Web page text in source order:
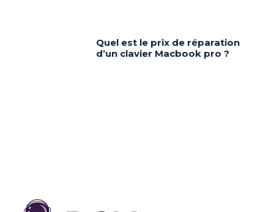
Quel est le prix de réparation
d’un clavier Macbook pro ?